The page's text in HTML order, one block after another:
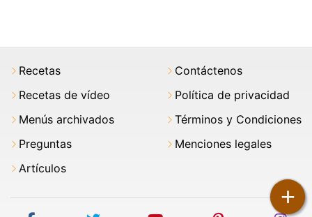
+
Recetas
Recetas de vídeo
Menús archivados
Preguntas
Artículos
Contáctenos
Política de privacidad
Términos y Condiciones
Menciones legales